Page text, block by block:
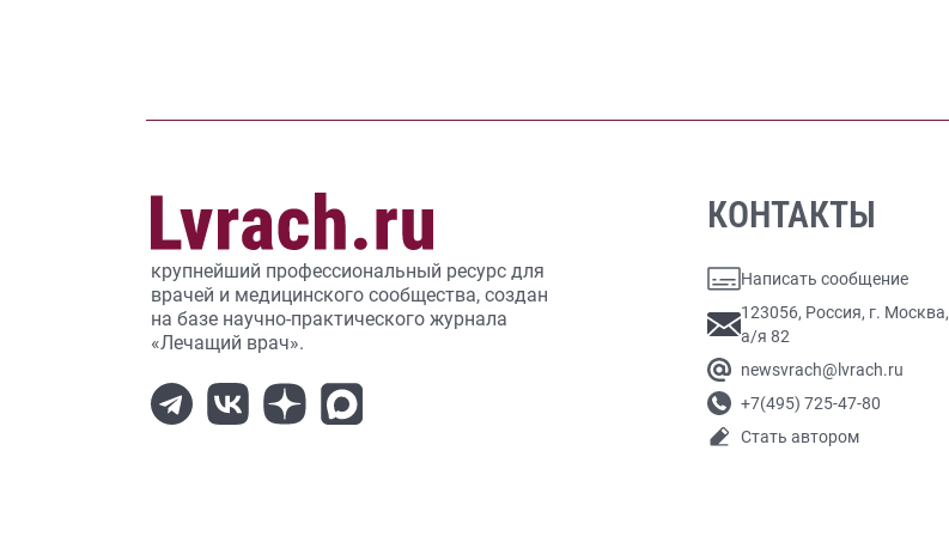
крупнейший профессиональный ресурс для
врачей и медицинского сообщества, создан
на базе научно-практического журнала
«Лечащий врач».
КОНТАКТЫ
Написать сообщение
123056, Россия, г. Москва,
а/я 82
newsvrach@lvrach.ru
+7(495) 725-47-80
Стать автором